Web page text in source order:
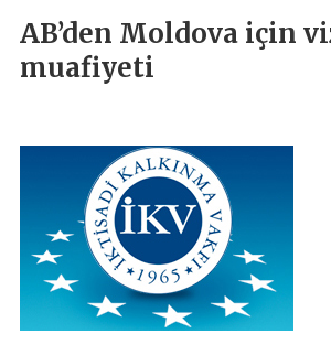
AB’den Moldova için
muafiyeti